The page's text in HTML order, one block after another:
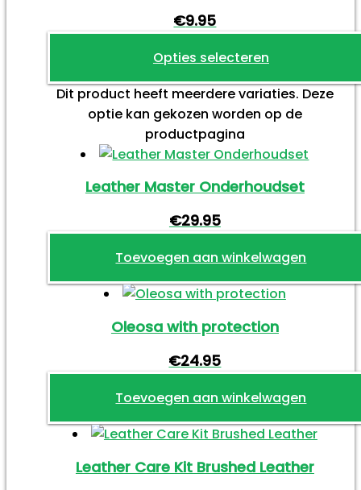
€9.95
Opties selecteren
Dit product heeft meerdere variaties. Deze
optie kan gekozen worden op de
productpagina
Leather Master Onderhoudset
€29.95
Toevoegen aan winkelwagen
Oleosa with protection
€24.95
Toevoegen aan winkelwagen
Leather Care Kit Brushed Leather